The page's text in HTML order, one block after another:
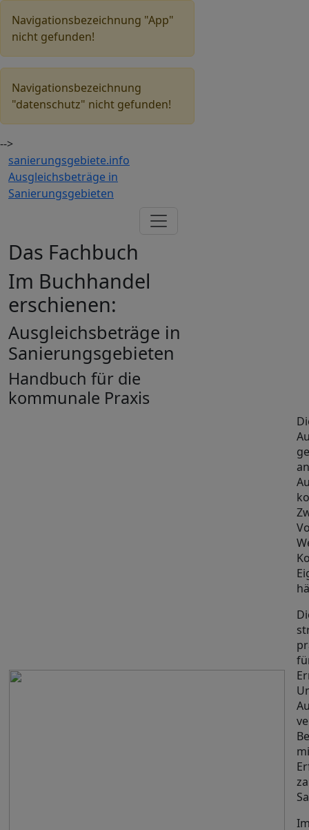
Navigationsbezeichnung "App"
nicht gefunden!
Navigationsbezeichnung
"datenschutz" nicht gefunden!
-->
sanierungsgebiete.info
Ausgleichsbeträge in
Sanierungsgebieten
Das Fachbuch
Im Buchhandel
erschienen:
Ausgleichsbeträge in
Sanierungsgebieten
Handbuch für die
kommunale Praxis